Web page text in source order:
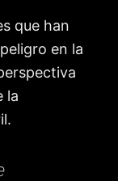
que han
en la
la